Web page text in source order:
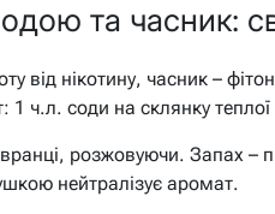
та часник:
від нікотину, часник –
ч.л. соди на склянку
вранці, розжовуючи. Запах –
нейтралізує аромат.